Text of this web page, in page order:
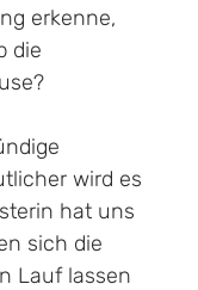
erkenne,
die
wird es
hat uns
sich die
Lauf lassen